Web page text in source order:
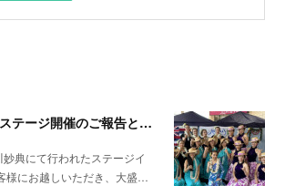
🌴イオン市川妙典ステージ開催のご報告とお礼🌴
典にて行われたステージイ
様にお越しいただき、大盛…